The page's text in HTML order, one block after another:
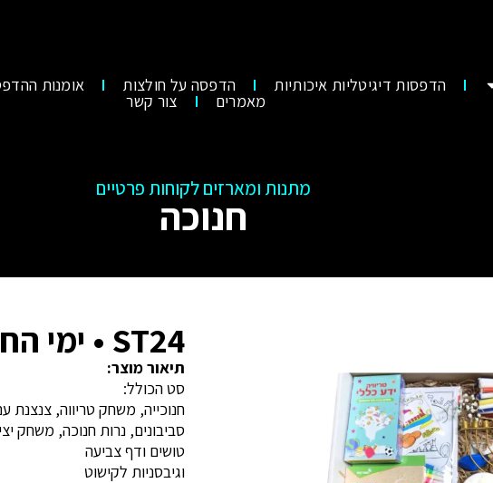
הדפסות דיגיטליות איכותיות הדפסה על חולצות אומנות
מאמרים צור קשר
מתנות ומארזים לקוחות פרטיים
חנוכה
ST24 • ימי החנוכה
תיאור מוצר:
סט הכולל:
חנוכייה, משחק טריווה, צנצנת
סביבונים, נרות חנוכה, משחק
טושים ודף צביעה
וגיבסניות לקישוט